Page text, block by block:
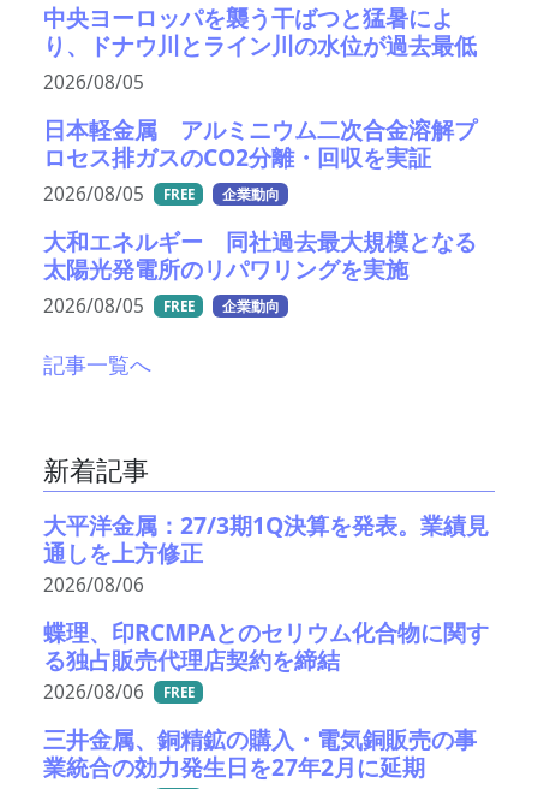
中央ヨーロッパを襲う干ばつと猛暑によ
り、ドナウ川とライン川の水位が過去最低
2026/08/05
日本軽金属 アルミニウム二次合金溶解プ
ロセス排ガスのCO2分離・回収を実証
2026/08/05 FREE 企業動向
大和エネルギー 同社過去最大規模となる
太陽光発電所のリパワリングを実施
2026/08/05 FREE 企業動向
記事一覧へ
新着記事
大平洋金属：27/3期1Q決算を発表。業績見
通しを上方修正
2026/08/06
蝶理、印RCMPAとのセリウム化合物に関す
る独占販売代理店契約を締結
2026/08/06 FREE
三井金属、銅精鉱の購入・電気銅販売の事
業統合の効力発生日を27年2月に延期